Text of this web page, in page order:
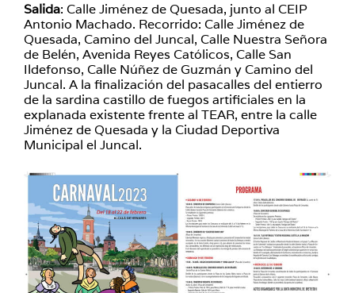
Salida: Calle Jiménez de Quesada, junto al CEIP
Antonio Machado. Recorrido: Calle Jiménez de
Quesada, Camino del Juncal, Calle Nuestra Señora
de Belén, Avenida Reyes Católicos, Calle San
Ildefonso, Calle Núñez de Guzmán y Camino del
Juncal. A la finalización del pasacalles del entierro
de la sardina castillo de fuegos artificiales en la
explanada existente frente al TEAR, entre la calle
Jiménez de Quesada y la Ciudad Deportiva
Municipal el Juncal.